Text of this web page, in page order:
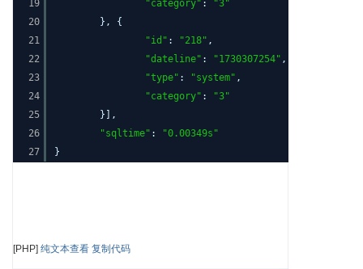
19
20
21
22
23
24
25
26
27
"category" :
"3"
}, {
"id" : "218" ,
"dateline" : "1730307254" ,
"type" : "system" ,
"category" :
"3"
}],
"sqltime" :
"0.00349s"
}
[PHP] 纯文本查看 复制代码